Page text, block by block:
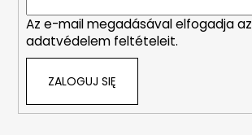
a
s
Az e-mail megadásával elfogadja az
adatvédelem feltételeit.
ZALOGUJ SIĘ